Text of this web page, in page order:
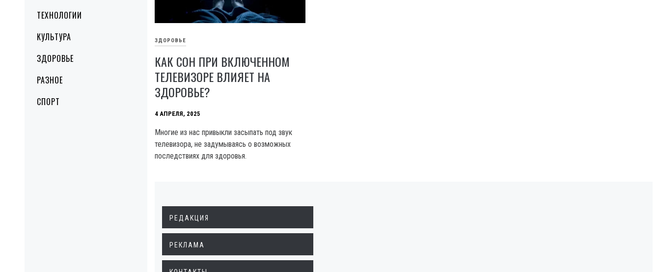
ТЕХНОЛОГИИ
КУЛЬТУРА
ЗДОРОВЬЕ
РАЗНОЕ
СПОРТ
ЗДОРОВЬЕ
КАК СОН ПРИ ВКЛЮЧЕННОМ
ТЕЛЕВИЗОРЕ ВЛИЯЕТ НА
ЗДОРОВЬЕ?
4 АПРЕЛЯ, 2025
Многие из нас привыкли засыпать под звук
телевизора, не задумываясь о возможных
последствиях для здоровья.
РЕДАКЦИЯ
РЕКЛАМА